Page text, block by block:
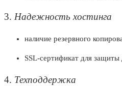
3. Надежность хостинга
наличие резервного
SSL-сертификат для
4. Техподдержка